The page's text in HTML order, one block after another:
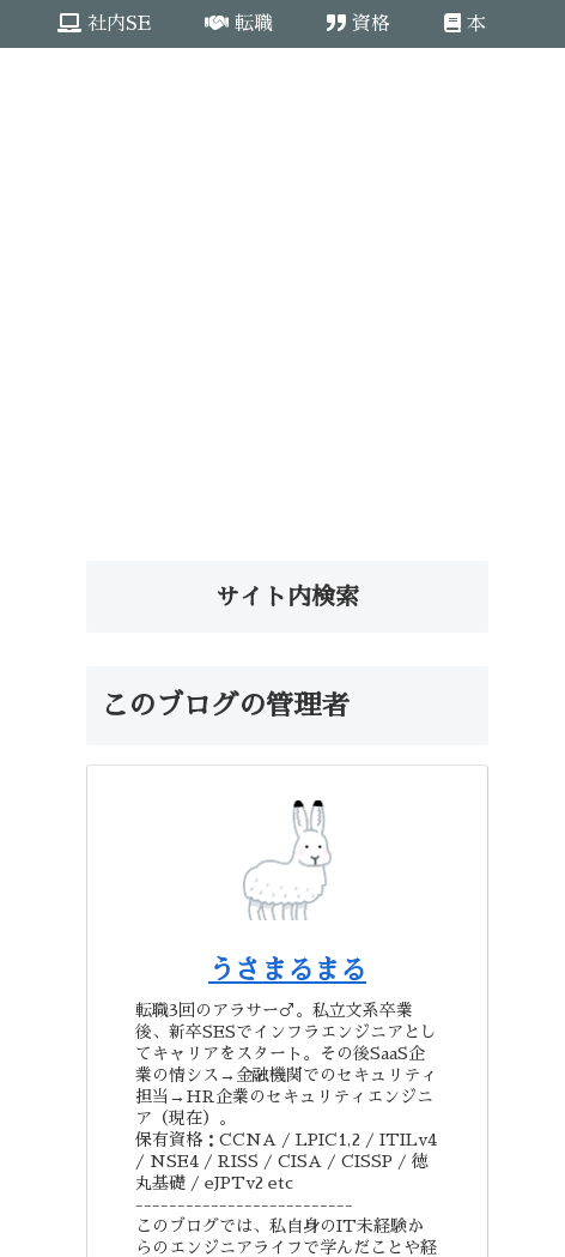
社内SE 転職 資格 本
サイト内検索
このブログの管理者
うさまるまる
転職3回のアラサー♂。私立文系卒業
後、新卒SESでインフラエンジニアとし
てキャリアをスタート。その後SaaS企
業の情シス→金融機関でのセキュリティ
担当→HR企業のセキュリティエンジニ
ア（現在）。
保有資格：CCNA / LPIC1,2 / ITILv4
/ NSE4 / RISS / CISA / CISSP / 徳
丸基礎 / eJPTv2 etc
--------------------------
このブログでは、私自身のIT未経験か
らのエンジニアライフで学んだことや経